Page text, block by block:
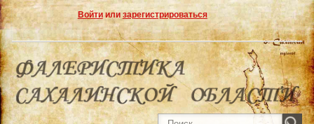
Войтиили зарегистрироваться